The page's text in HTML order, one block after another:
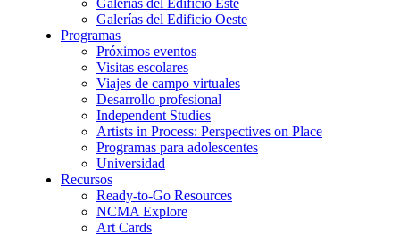
Galerías del Edificio Este
Galerías del Edificio Oeste
Programas
Próximos eventos
Visitas escolares
Viajes de campo virtuales
Desarrollo profesional
Independent Studies
Artists in Process: Perspectives on Place
Programas para adolescentes
Universidad
Recursos
Ready-to-Go Resources
NCMA Explore
Art Cards